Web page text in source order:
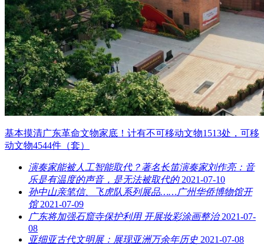
基本摸清广东革命文物家底！计有不可移动文物1513处，可移
动文物4544件（套）
演奏家能被人工智能取代？著名长笛演奏家刘作亮：音
乐是有温度的声音，是无法被取代的 2021-07-10
孙中山亲笔信、飞虎队系列展品……广州华侨博物馆开
馆 2021-07-09
广东将加强石窟寺保护利用 开展妆彩涂画整治 2021-07-
08
亚细亚古代文明展：展现亚洲万余年历史 2021-07-08